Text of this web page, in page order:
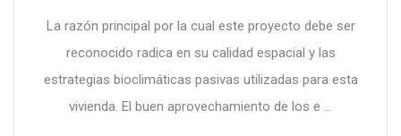
La razón principal por la cual este proyecto debe ser
reconocido radica en su calidad espacial y las
estrategias bioclimáticas pasivas utilizadas para esta
vivienda. El buen aprovechamiento de los e ...